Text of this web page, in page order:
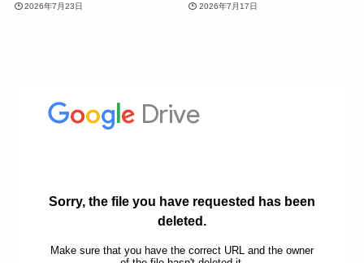
2026年7月23日 2026年7月17日